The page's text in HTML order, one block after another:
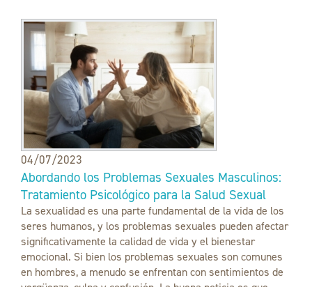
04/07/2023
Abordando los Problemas Sexuales Masculinos:
Tratamiento Psicológico para la Salud Sexual
La sexualidad es una parte fundamental de la vida de los
seres humanos, y los problemas sexuales pueden afectar
significativamente la calidad de vida y el bienestar
emocional. Si bien los problemas sexuales son comunes
en hombres, a menudo se enfrentan con sentimientos de